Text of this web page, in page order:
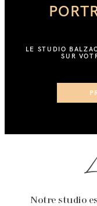
LE STUDIO
SUR
Notre studio